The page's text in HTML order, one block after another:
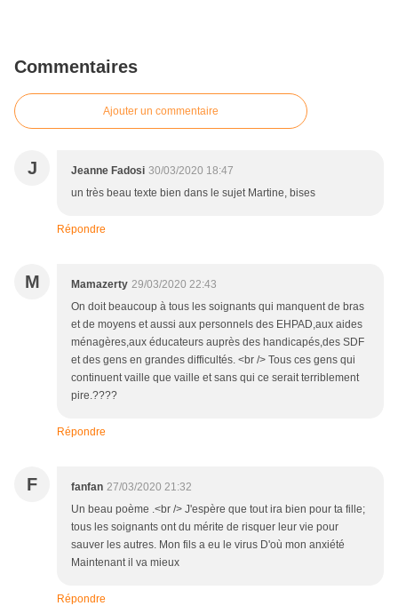
Commentaires
Ajouter un commentaire
J Jeanne Fadosi 30/03/2020 18:47
un très beau texte bien dans le sujet Martine, bises
Répondre
M Mamazerty 29/03/2020 22:43
On doit beaucoup à tous les soignants qui manquent de bras
et de moyens et aussi aux personnels des EHPAD,aux aides
ménagères,aux éducateurs auprès des handicapés,des SDF
et des gens en grandes difficultés. <br /> Tous ces gens qui
continuent vaille que vaille et sans qui ce serait terriblement
pire.????
Répondre
F fanfan 27/03/2020 21:32
Un beau poème .<br /> J'espère que tout ira bien pour ta fille;
tous les soignants ont du mérite de risquer leur vie pour
sauver les autres. Mon fils a eu le virus D'où mon anxiété
Maintenant il va mieux
Répondre